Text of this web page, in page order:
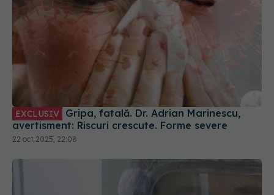
avertisment: Riscuri crescute. Forme severe